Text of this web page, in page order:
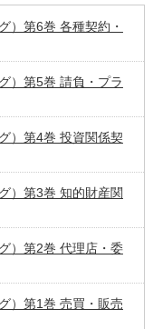
）第6巻 各種契約・
）第5巻 請負・プラ
）第4巻 投資関係契
）第3巻 知的財産関
）第2巻 代理店・委
）第1巻 売買・販売